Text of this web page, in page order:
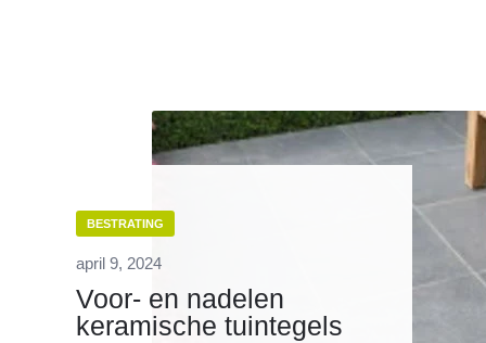
BESTRATING
april 9, 2024
Voor- en nadelen
keramische tuintegels